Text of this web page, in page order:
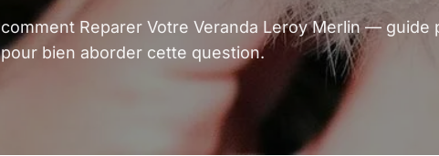
comment Reparer Votre Veranda Leroy Merlin — guide
pour bien aborder cette question.